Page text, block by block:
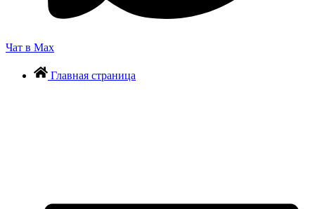
Чат в Max
Главная страница